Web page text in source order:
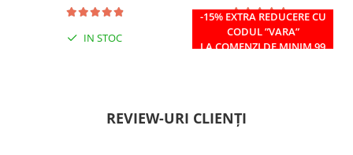
IN STOC
-15% EXTRA REDUCERE CU
CODUL ”VARA”
LA COMENZI DE MINIM 99
IN STOC
REVIEW-URI CLIENȚI